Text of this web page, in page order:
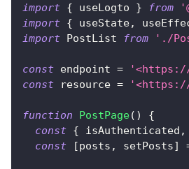
import { useLogto } from
import { useState,
import PostList from './
const endpoint =
'<https://
const resource = '<https://
function PostPage( )
{
const { isAuthenticated ,
const
[posts , setPosts]